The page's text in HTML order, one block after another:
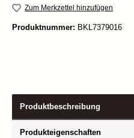
Zum Merkzettel hinzufügen
Produktnummer: BKL7379016
Produktbeschreibung
Produkteigenschaften